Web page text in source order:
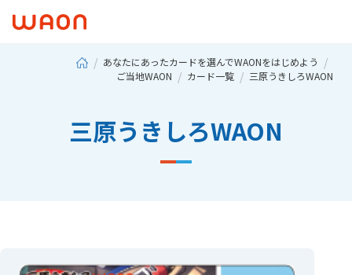
あなたにあったカードを選んでWAONをはじめよう
ご当地WAON
カード一覧 三原うきしろWAON
三原うきしろWAON